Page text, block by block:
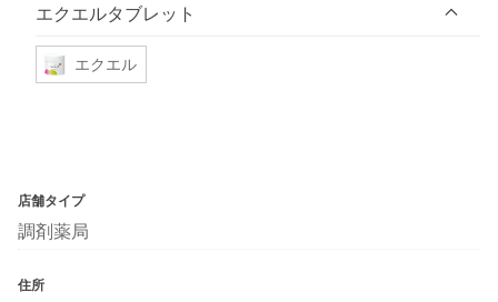
エクエルタブレット
エクエル
店舗タイプ
調剤薬局
住所